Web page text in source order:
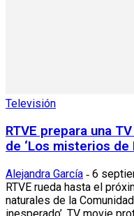
Televisión
RTVE prepara una
de ‘Los misterios de
Alejandra García - 6
RTVE rueda hasta el
naturales de la
inesperado’, TV movie